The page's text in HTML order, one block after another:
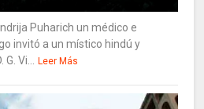
Puharich un médico e
invitó a un místico hindú y
Vi...
Leer Más